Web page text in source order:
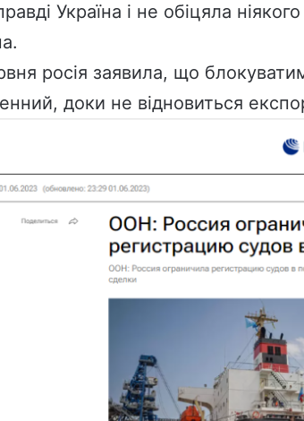
Україна і не обіцяла
росія заявила, що
доки не відновиться